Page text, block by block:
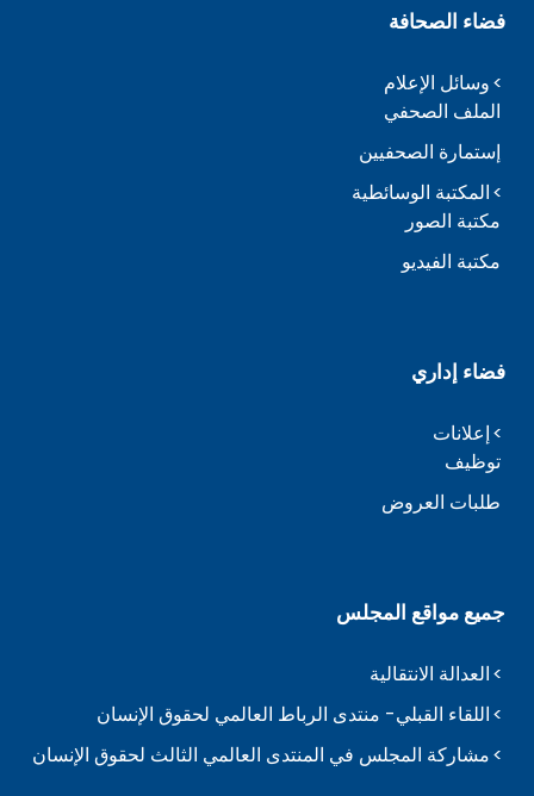
فضاء الصحافة
وسائل الإعلام
الملف الصحفي
إستمارة الصحفيين
المكتبة الوسائطية
مكتبة الصور
مكتبة الفيديو
فضاء إداري
إعلانات
توظيف
طلبات العروض
جميع مواقع المجلس
العدالة الانتقالية
اللقاء القبلي- منتدى الرباط العالمي لحقوق الإنسان
مشاركة المجلس في المنتدى العالمي الثالث لحقوق الإنسان